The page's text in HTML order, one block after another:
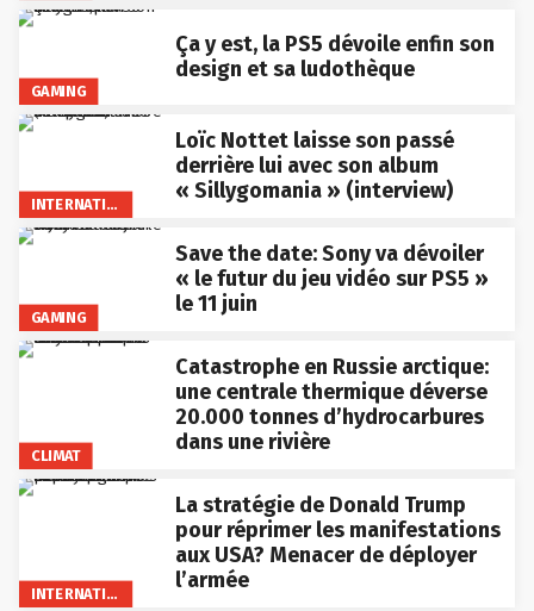
GAMING
Ça y est, la PS5 dévoile enfin son
design et sa ludothèque
Loïc Nottet laisse son passé
derrière lui avec son album
« Sillygomania » (interview)
GAMING
Save the date: Sony va dévoiler
« le futur du jeu vidéo sur PS5 »
le 11 juin
CLIMAT
Catastrophe en Russie arctique:
une centrale thermique déverse
20.000 tonnes d’hydrocarbures
dans une rivière
La stratégie de Donald Trump
pour réprimer les manifestations
aux USA? Menacer de déployer
l’armée